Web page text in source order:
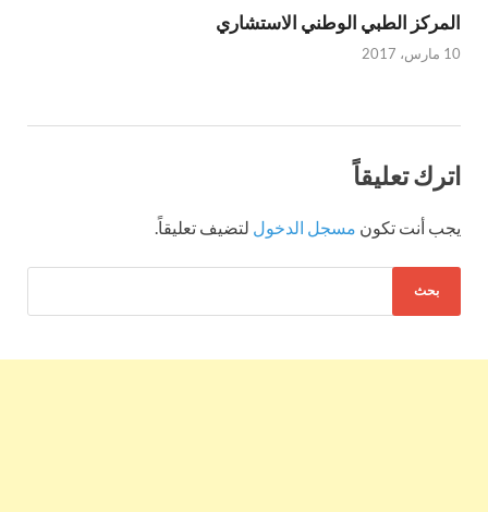
المركز الطبي الوطني الاستشاري
10 مارس، 2017
اترك تعليقاً
يجب أنت تكون مسجل الدخول لتضيف تعليقاً.